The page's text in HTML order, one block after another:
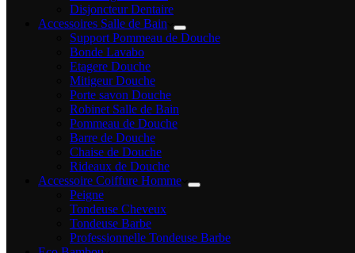
Disjoncteur Dentaire
Accessoires Salle de Bain
Support Pommeau de Douche
Bonde Lavabo
Etagere Douche
Mitigeur Douche
Porte savon Douche
Robinet Salle de Bain
Pommeau de Douche
Barre de Douche
Chaise de Douche
Rideaux de Douche
Accessoire Coiffure Homme
Peigne
Tondeuse Cheveux
Tondeuse Barbe
Professionnelle Tondeuse Barbe